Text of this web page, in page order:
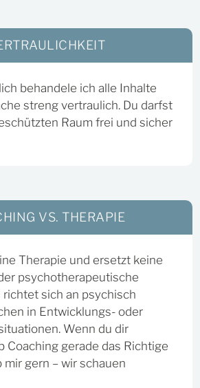
behandele ich alle Inhalte
streng vertraulich. Du darfst
Raum frei und sicher
VS. THERAPIE
Therapie und ersetzt keine
psychotherapeutische
richtet sich an psychisch
in Entwicklungs- oder
Wenn du dir
Coaching gerade das Richtige
mir gern – wir schauen